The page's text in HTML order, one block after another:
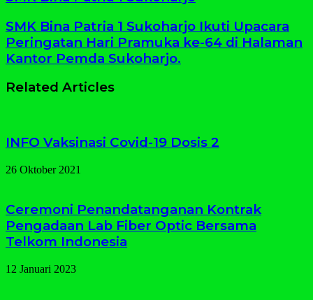
SMK Bina Patria 1 Sukoharjo Ikuti Upacara
Peringatan Hari Pramuka ke-64 di Halaman
Kantor Pemda Sukoharjo.
Related Articles
INFO Vaksinasi Covid-19 Dosis 2
26 Oktober 2021
Ceremoni Penandatanganan Kontrak
Pengadaan Lab Fiber Optic Bersama
Telkom Indonesia
12 Januari 2023